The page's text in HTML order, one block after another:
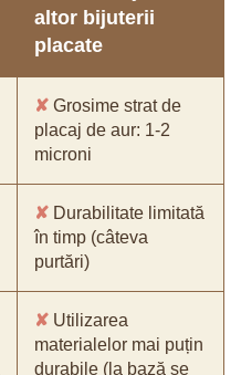
altor bijuterii
placate
✘ Grosime strat de
placaj de aur: 1-2
microni
✘ Durabilitate limitată
în timp (câteva
purtări)
✘ Utilizarea
materialelor mai puțin
durabile (la bază se